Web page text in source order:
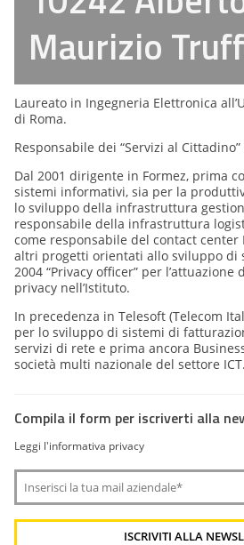
Maurizio
Laureato in Ingegneria Elettronica
di Roma.
Responsabile dei “Servizi al Cittadino”
Dal 2001 dirigente in Formez, prima
sistemi informativi, sia per la
lo sviluppo della infrastruttura
responsabile della infrastruttura
come responsabile del contact center
altri progetti orientati allo sviluppo di
2004 “Privacy officer” per
privacy nell’Istituto.
In precedenza in Telesoft (Telecom
per lo sviluppo di sistemi di
servizi di rete e prima ancora
società multi nazionale del settore ICT.
Compila il form per iscriverti alla
Leggi l'informativa privacy